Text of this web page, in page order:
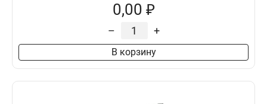
0,00 ₽
– +
В корзину